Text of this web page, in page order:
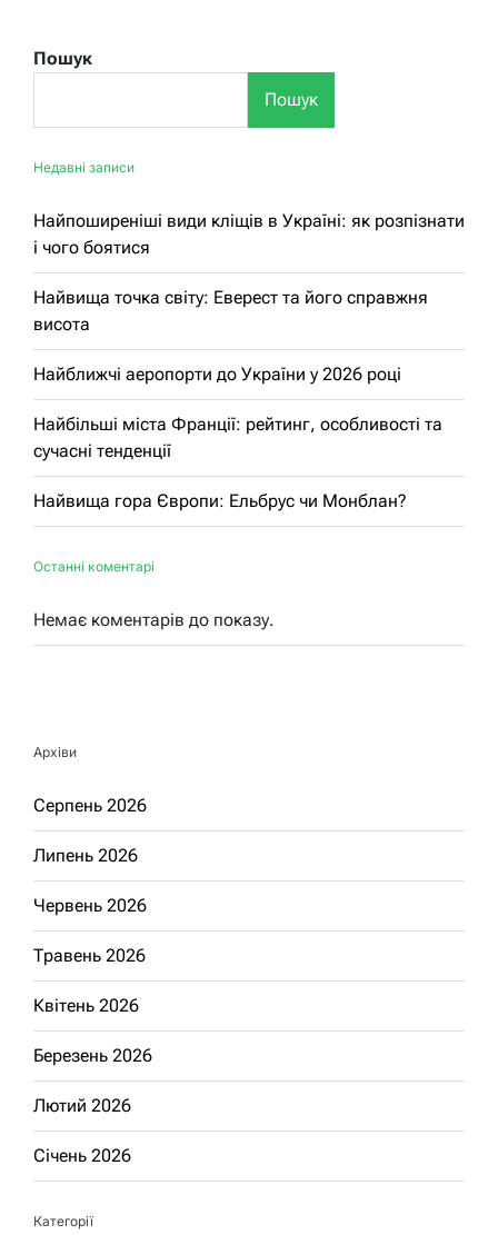
Пошук
Пошук
Недавні записи
Найпоширеніші види кліщів в Україні: як розпізнати
і чого боятися
Найвища точка світу: Еверест та його справжня
висота
Найближчі аеропорти до України у 2026 році
Найбільші міста Франції: рейтинг, особливості та
сучасні тенденції
Найвища гора Європи: Ельбрус чи Монблан?
Останні коментарі
Немає коментарів до показу.
Архіви
Серпень 2026
Липень 2026
Червень 2026
Травень 2026
Квітень 2026
Березень 2026
Лютий 2026
Січень 2026
Категорії